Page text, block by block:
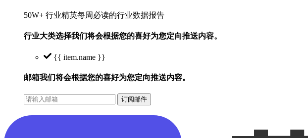
50W+ 行业精英每周必读的行业数据报告
行业大类选择我们将会根据您的喜好为您定向推送内容。
{{ item.name }}
邮箱我们将会根据您的喜好为您定向推送内容。
订阅邮件